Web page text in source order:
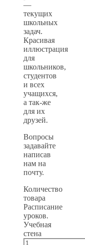
—
текущих
школьных
задач.
Красивая
иллюстрация
для
школьников,
студентов
и всех
учащихся,
а так-же
для их
друзей.
Вопросы
задавайте
написав
нам на
почту.
Количество
товара
Расписание
уроков.
Учебная
стена